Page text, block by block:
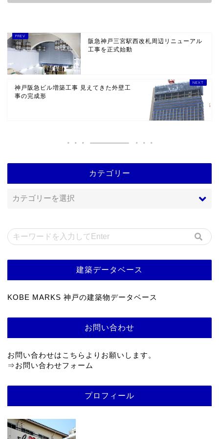
阪急神戸三宮駅西改札周辺リニューアル
工事を正式始動
神戸阪急ビル増築工事 見えてきた外壁工
事の完成形
カテゴリー
建築データベース
KOBE MARKS 神戸の建築物データベース
お問い合わせ
お問い合わせはこちらよりお願いします。
⇒お問い合わせフォーム
プロフィール